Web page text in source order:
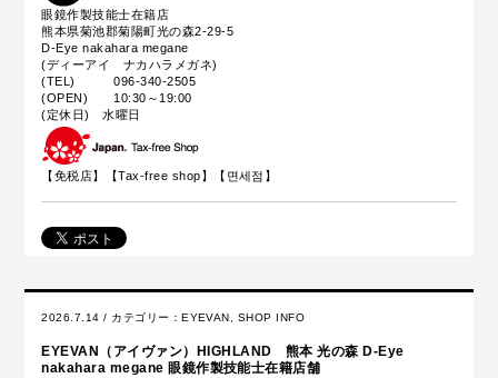
眼鏡作製技能士在籍店
熊本県菊池郡菊陽町光の森2-29-5
D-Eye nakahara megane
(ディーアイ ナカハラメガネ)
(TEL) 096-340-2505
(OPEN) 10:30～19:00
(定休日) 水曜日
【免税店】【Tax-free shop 】【면세점】
2026.7.14 / カテゴリー： EYEVAN , SHOP INFO
EYEVAN（アイヴァン）HIGHLAND 熊本 光の森 D-Eye
nakahara megane 眼鏡作製技能士在籍店舗